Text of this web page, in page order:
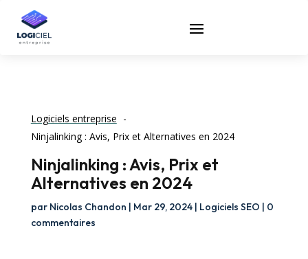
Logiciels entreprise
Ninjalinking : Avis, Prix et Alternatives en 2024
Ninjalinking : Avis, Prix et
Alternatives en 2024
par Nicolas Chandon | Mar 29, 2024| Logiciels SEO | 0
commentaires